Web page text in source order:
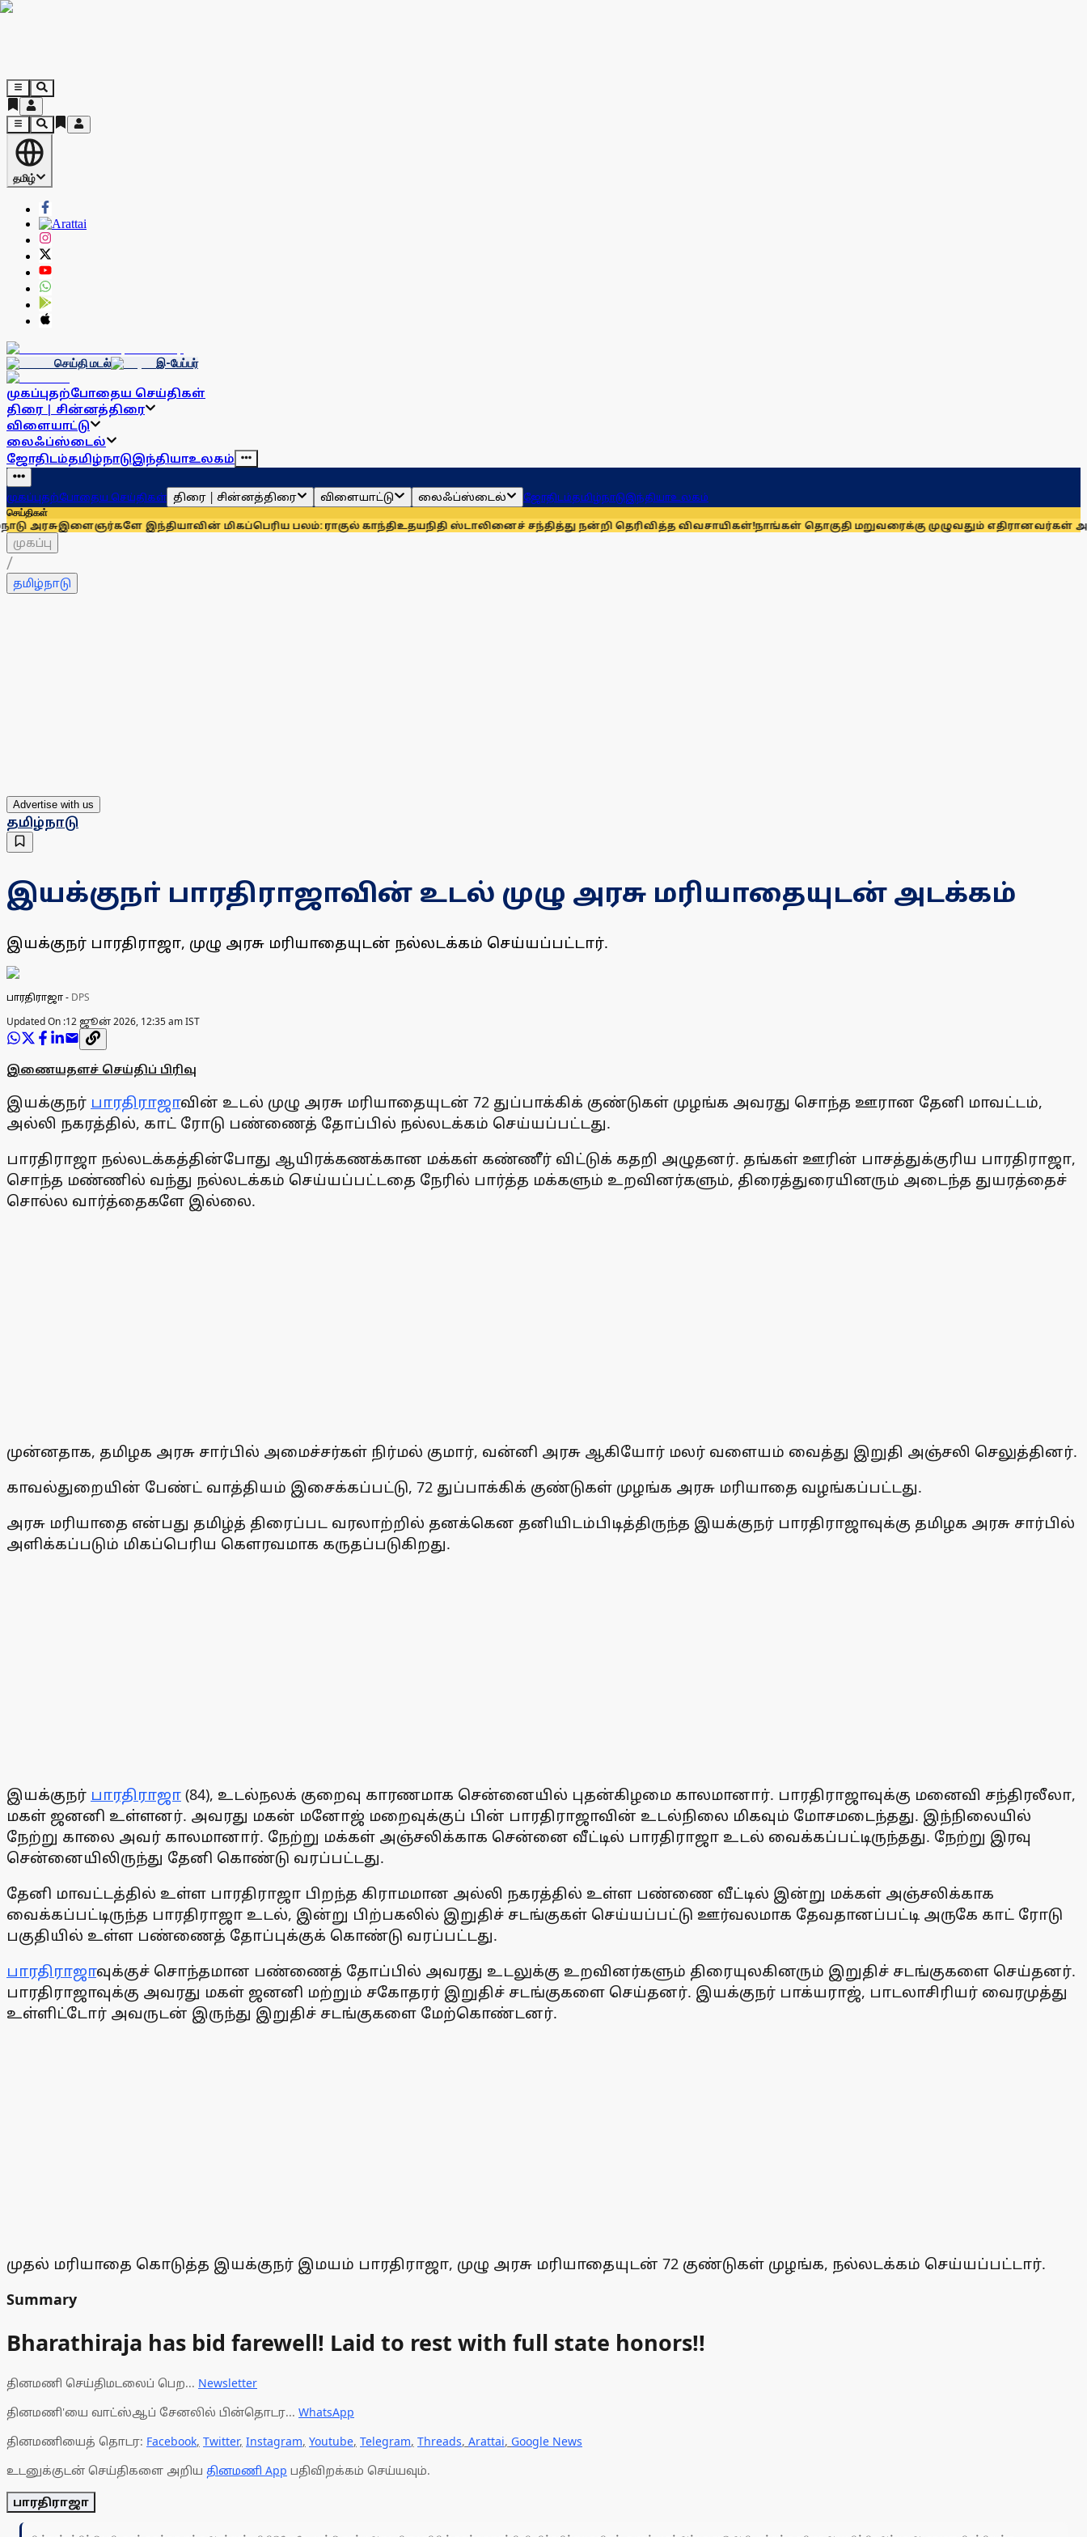
தமிழ்
செய்தி மடல் இ-பேப்பர்
முகப்புதற்போதைய செய்திகள்
திரை | சின்னத்திரை
விளையாட்டு
லைஃப்ஸ்டைல்
ஜோதிடம்தமிழ்நாடுஇந்தியாஉலகம்
முகப்புதற்போதைய செய்திகள் திரை | சின்னத்திரை விளையாட்டு லைஃப்ஸ்டைல் ஜோதிடம்தமிழ்நாடுஇந்தியாஉலகம்
செய்திகள்
இந்தியாவின் மிகப்பெரிய பலம்: ராகுல் காந்திஉதயநிதி ஸ்டாலினைச் சந்தித்து நன்றி தெரிவித்த விவசாயிகள்!நாங்கள் தொகுதி மறுவரைக்கு முழுவதும் எதிரானவர்கள் அல்லர்:
முகப்பு
/
தமிழ்நாடு
Advertise with us
தமிழ்நாடு
இயக்குநா் பாரதிராஜாவின் உடல் முழு அரசு மரியாதையுடன் அடக்கம்
இயக்குநர் பாரதிராஜா, முழு அரசு மரியாதையுடன் நல்லடக்கம் செய்யப்பட்டார்.
பாரதிராஜா- DPS
Updated On :12 ஜூன் 2026, 12:35 am IST
இணையதளச் செய்திப் பிரிவு
இயக்குநர் பாரதிராஜாவின் உடல் முழு அரசு மரியாதையுடன் 72 துப்பாக்கிக் குண்டுகள் முழங்க அவரது சொந்த ஊரான தேனி மாவட்டம்,
அல்லி நகரத்தில், காட் ரோடு பண்ணைத் தோப்பில் நல்லடக்கம் செய்யப்பட்டது.
பாரதிராஜா நல்லடக்கத்தின்போது ஆயிரக்கணக்கான மக்கள் கண்ணீர் விட்டுக் கதறி அழுதனர். தங்கள் ஊரின் பாசத்துக்குரிய பாரதிராஜா,
சொந்த மண்ணில் வந்து நல்லடக்கம் செய்யப்பட்டதை நேரில் பார்த்த மக்களும் உறவினர்களும், திரைத்துரையினரும் அடைந்த துயரத்தைச்
சொல்ல வார்த்தைகளே இல்லை.
முன்னதாக, தமிழக அரசு சார்பில் அமைச்சர்கள் நிர்மல் குமார், வன்னி அரசு ஆகியோர் மலர் வளையம் வைத்து இறுதி அஞ்சலி செலுத்தினர்.
காவல்துறையின் பேண்ட் வாத்தியம் இசைக்கப்பட்டு, 72 துப்பாக்கிக் குண்டுகள் முழங்க அரசு மரியாதை வழங்கப்பட்டது.
அரசு மரியாதை என்பது தமிழ்த் திரைப்பட வரலாற்றில் தனக்கென தனியிடம்பிடித்திருந்த இயக்குநர் பாரதிராஜாவுக்கு தமிழக அரசு சார்பில்
அளிக்கப்படும் மிகப்பெரிய கௌரவமாக கருதப்படுகிறது.
இயக்குநர் பாரதிராஜா (84), உடல்நலக் குறைவு காரணமாக சென்னையில் புதன்கிழமை காலமானார். பாரதிராஜாவுக்கு மனைவி சந்திரலீலா,
மகள் ஜனனி உள்ளனர். அவரது மகன் மனோஜ் மறைவுக்குப் பின் பாரதிராஜாவின் உடல்நிலை மிகவும் மோசமடைந்தது. இந்நிலையில்
நேற்று காலை அவர் காலமானார். நேற்று மக்கள் அஞ்சலிக்காக சென்னை வீட்டில் பாரதிராஜா உடல் வைக்கப்பட்டிருந்தது. நேற்று இரவு
சென்னையிலிருந்து தேனி கொண்டு வரப்பட்டது.
தேனி மாவட்டத்தில் உள்ள பாரதிராஜா பிறந்த கிராமமான அல்லி நகரத்தில் உள்ள பண்ணை வீட்டில் இன்று மக்கள் அஞ்சலிக்காக
வைக்கப்பட்டிருந்த பாரதிராஜா உடல், இன்று பிற்பகலில் இறுதிச் சடங்குகள் செய்யப்பட்டு ஊர்வலமாக தேவதானப்பட்டி அருகே காட் ரோடு
பகுதியில் உள்ள பண்ணைத் தோப்புக்குக் கொண்டு வரப்பட்டது.
பாரதிராஜாவுக்குச் சொந்தமான பண்ணைத் தோப்பில் அவரது உடலுக்கு உறவினர்களும் திரையுலகினரும் இறுதிச் சடங்குகளை செய்தனர்.
பாரதிராஜாவுக்கு அவரது மகள் ஜனனி மற்றும் சகோதரர் இறுதிச் சடங்குகளை செய்தனர். இயக்குநர் பாக்யராஜ், பாடலாசிரியர் வைரமுத்து
உள்ளிட்டோர் அவருடன் இருந்து இறுதிச் சடங்குகளை மேற்கொண்டனர்.
முதல் மரியாதை கொடுத்த இயக்குநர் இமயம் பாரதிராஜா, முழு அரசு மரியாதையுடன் 72 குண்டுகள் முழங்க, நல்லடக்கம் செய்யப்பட்டார்.
Summary
Bharathiraja has bid farewell! Laid to rest with full state honors!!
தினமணி செய்திமடலைப் பெற... Newsletter
தினமணி'யை வாட்ஸ்ஆப் சேனலில் பின்தொடர... WhatsApp
தினமணியைத் தொடர: Facebook, Twitter, Instagram, Youtube, Telegram, Threads, Arattai, Google News
உடனுக்குடன் செய்திகளை அறிய தினமணி App பதிவிறக்கம் செய்யவும்.
பாரதிராஜா